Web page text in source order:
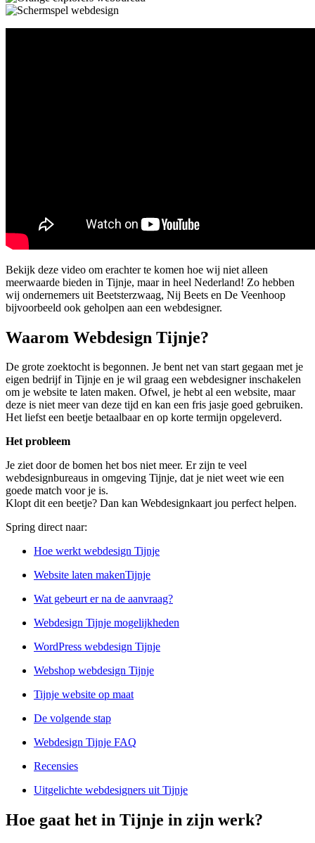
Bekijk deze video om erachter te komen hoe wij niet alleen
meerwaarde bieden in Tijnje, maar in heel Nederland! Zo hebben
wij ondernemers uit Beetsterzwaag, Nij Beets en De Veenhoop
bijvoorbeeld ook geholpen aan een webdesigner.
Waarom Webdesign Tijnje?
De grote zoektocht is begonnen. Je bent net van start gegaan met je
eigen bedrijf in Tijnje en je wil graag een webdesigner inschakelen
om je website te laten maken. Ofwel, je hebt al een website, maar
deze is niet meer van deze tijd en kan een fris jasje goed gebruiken.
Het liefst een beetje betaalbaar en op korte termijn opgeleverd.
Het probleem
Je ziet door de bomen het bos niet meer. Er zijn te veel
webdesignbureaus in omgeving Tijnje, dat je niet weet wie een
goede match voor je is.
Klopt dit een beetje? Dan kan Webdesignkaart jou perfect helpen.
Spring direct naar:
Hoe werkt webdesign Tijnje
Website laten makenTijnje
Wat gebeurt er na de aanvraag?
Webdesign Tijnje mogelijkheden
WordPress webdesign Tijnje
Webshop webdesign Tijnje
Tijnje website op maat
De volgende stap
Webdesign Tijnje FAQ
Recensies
Uitgelichte webdesigners uit Tijnje
Hoe gaat het in Tijnje in zijn werk?